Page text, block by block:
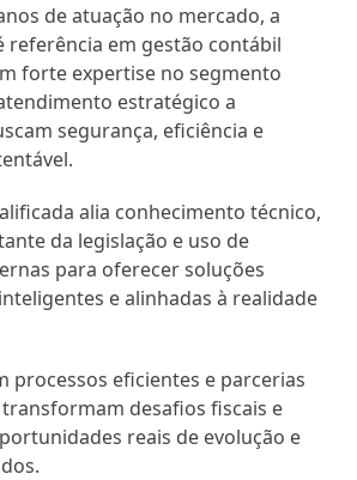
de atuação no mercado, a
referência em gestão contábil
forte expertise no segmento
estratégico a
segurança, eficiência e
alia conhecimento técnico,
da legislação e uso de
para oferecer soluções
e alinhadas à realidade
processos eficientes e parcerias
desafios fiscais e
reais de evolução e